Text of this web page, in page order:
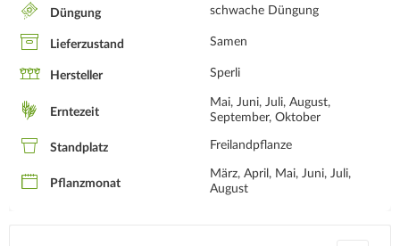
Düngung schwache Düngung
Lieferzustand Samen
Hersteller Sperli
Erntezeit
Mai, Juni, Juli, August,
September, Oktober
Standplatz Freilandpflanze
Pflanzmonat
März, April, Mai, Juni, Juli,
August